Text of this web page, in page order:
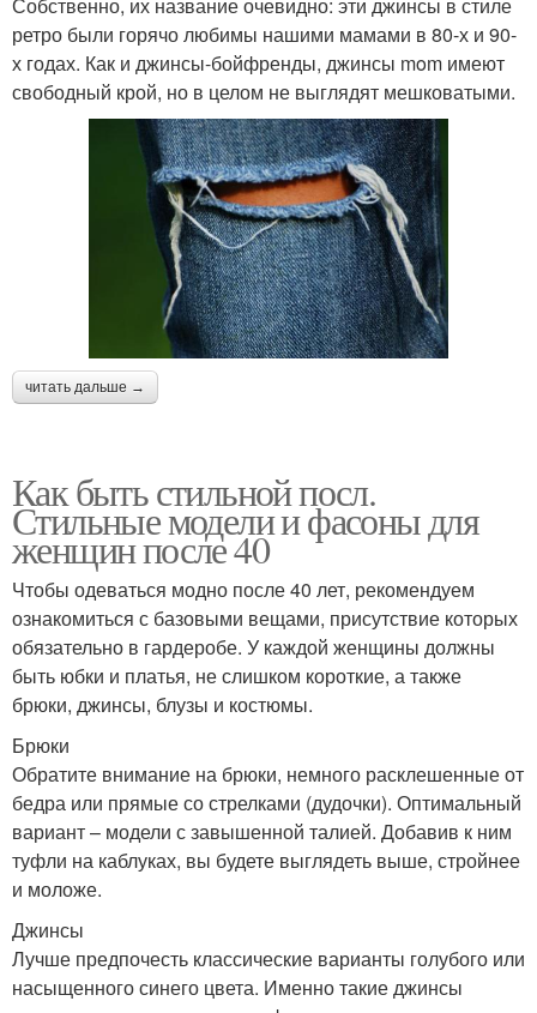
ретро были горячо любимы нашими мамами в 80-х и 90-
х годах. Как и джинсы-бойфренды, джинсы mom имеют
свободный крой, но в целом не выглядят мешковатыми.
читать дальше →
Как быть стильной посл.
Стильные модели и фасоны для
женщин после 40
Чтобы одеваться модно после 40 лет, рекомендуем
ознакомиться с базовыми вещами, присутствие которых
обязательно в гардеробе. У каждой женщины должны
быть юбки и платья, не слишком короткие, а также
брюки, джинсы, блузы и костюмы.
Брюки
Обратите внимание на брюки, немного расклешенные от
бедра или прямые со стрелками (дудочки). Оптимальный
вариант – модели с завышенной талией. Добавив к ним
туфли на каблуках, вы будете выглядеть выше, стройнее
и моложе.
Джинсы
Лучше предпочесть классические варианты голубого или
насыщенного синего цвета. Именно такие джинсы